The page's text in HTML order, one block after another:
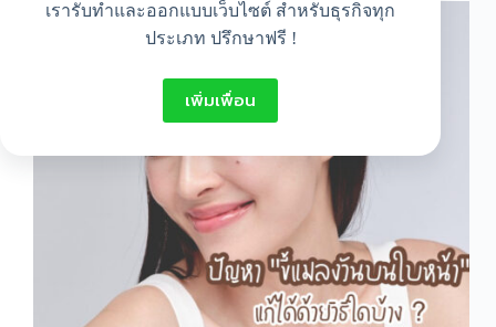
เรารับทำและออกแบบเว็บไซต์ สำหรับธุรกิจทุก
ประเภท ปรึกษาฟรี !
เพิ่มเพื่อน